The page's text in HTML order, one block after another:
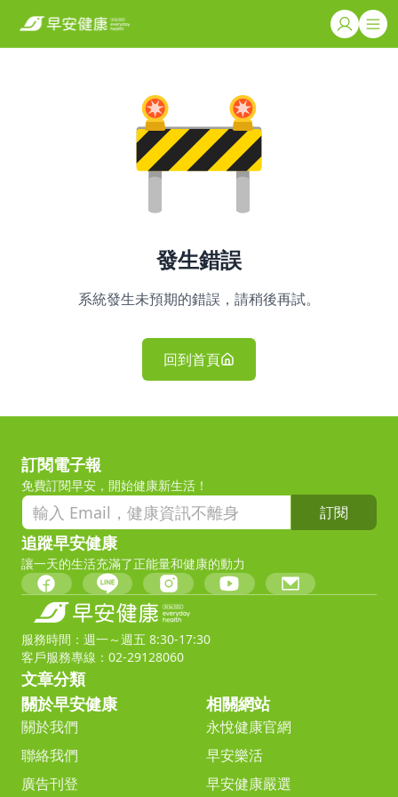
發生錯誤
系統發生未預期的錯誤，請稍後再試。
回到首頁
訂閱電子報
免費訂閱早安，開始健康新生活！
訂閱
追蹤早安健康
讓一天的生活充滿了正能量和健康的動力
服務時間：週一～週五 8:30-17:30
客戶服務專線：02-29128060
文章分類
關於早安健康
關於我們
聯絡我們
廣告刊登
相關網站
永悅健康官網
早安樂活
早安健康嚴選